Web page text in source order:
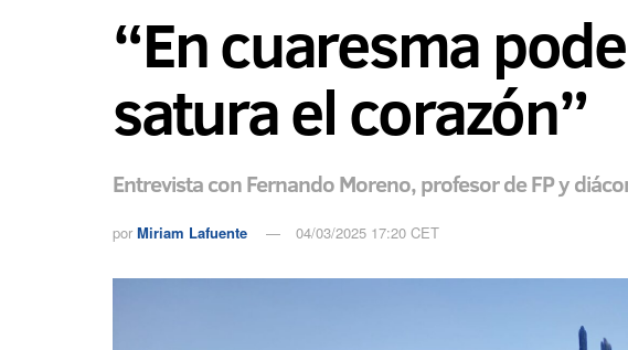
“En cuaresma
satura el corazón”
Entrevista con Fernando Moreno, profesor de FP y
por Miriam Lafuente 04/03/2025 17:20 CET